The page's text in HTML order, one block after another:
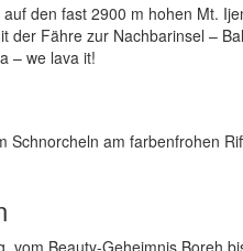
den fast 2900 m hohen Mt.
Fähre zur Nachbarinsel –
– we lava it!
am farbenfrohen
vom Beauty-Geheimnis Boreh